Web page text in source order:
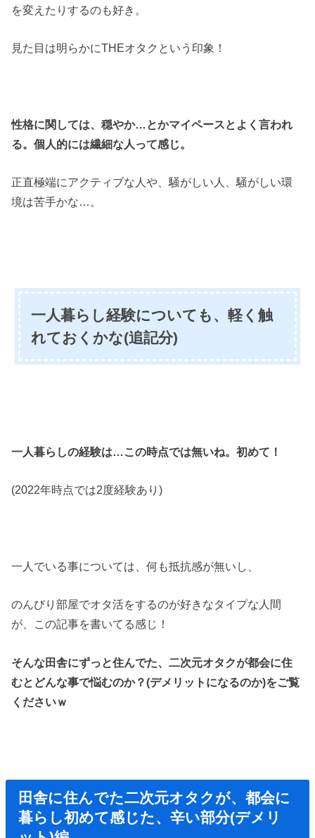
を変えたりするのも好き。
見た目は明らかにTHEオタクという印象！
性格に関しては、穏やか…とかマイペースとよく言われ
る。個人的には繊細な人って感じ。
正直極端にアクティブな人や、騒がしい人、騒がしい環
境は苦手かな…。
一人暮らし経験についても、軽く触
れておくかな(追記分)
一人暮らしの経験は…この時点では無いね。初めて！
(2022年時点では2度経験あり)
一人でいる事については、何も抵抗感が無いし、
のんびり部屋でオタ活をするのが好きなタイプな人間
が、この記事を書いてる感じ！
そんな田舎にずっと住んでた、二次元オタクが都会に住
むとどんな事で悩むのか？(デメリットになるのか)をご覧
くださいｗ
田舎に住んでた二次元オタクが、都会に
暮らし初めて感じた、辛い部分(デメリ